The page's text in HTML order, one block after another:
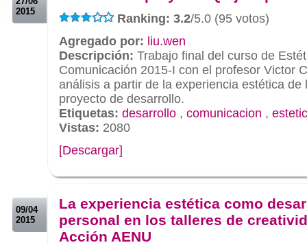
2015
Ranking: 3.2/5.0 (95 votos)
Agregado por: liu.wen
Descripción: Trabajo final del curso de
Comunicación 2015-I con el profesor Victor
análisis a partir de la experiencia estética de
proyecto de desarrollo.
Etiquetas: desarrollo , comunicacion ,
Vistas: 2080
[Descargar]
09/04
2015
La experiencia estética como
personal en los talleres de
Acción AENU